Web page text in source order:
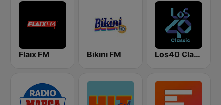
Flaix FM Bikini FM Los40 Classic